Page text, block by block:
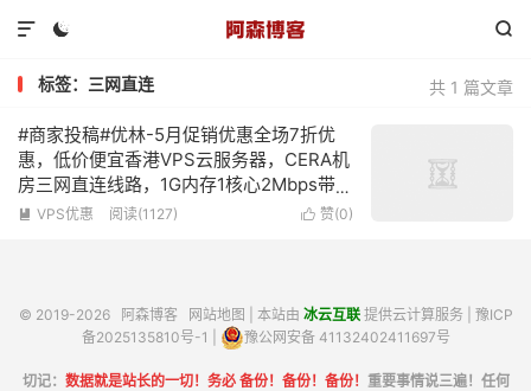
 

共 1 篇文章
标签：三网直连
#商家投稿#优林-5月促销优惠全场7折优
惠，低价便宜香港VPS云服务器，CERA机
房三网直连线路，1G内存1核心2Mbps带宽
不限流量，低至19元/月
 赞(0)
 VPS优惠 阅读(1127)
© 2019-2026 阿森博客 网站地图 | 本站由 冰云互联提供云计算服务 | 豫ICP
备2025135810号-1
豫公网安备 41132402411697号
切记： 数据就是站长的一切！务必 备份！备份！备份！ 重要事情说三遍！任何